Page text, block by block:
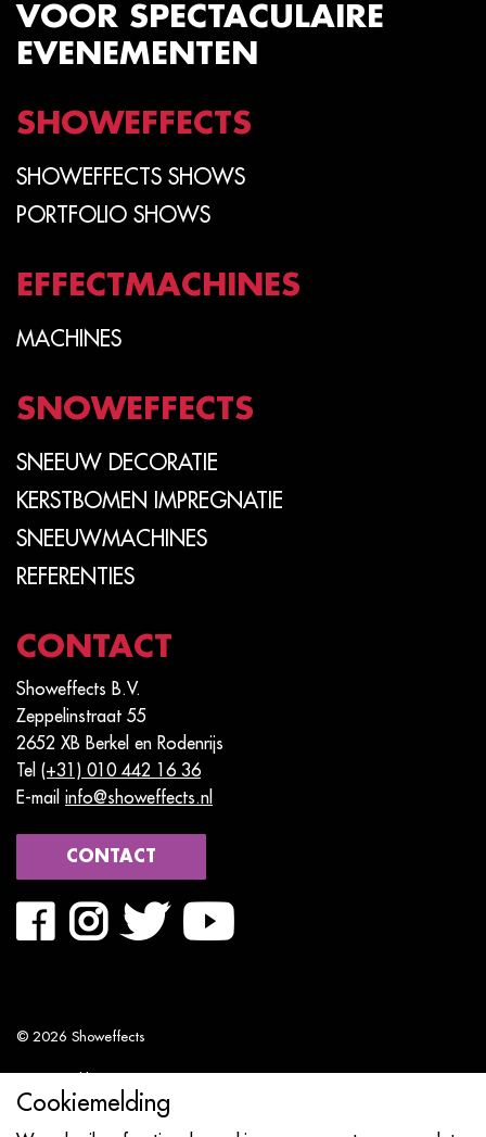
VOOR SPECTACULAIRE
EVENEMENTEN
SHOWEFFECTS
SHOWEFFECTS SHOWS
PORTFOLIO SHOWS
EFFECTMACHINES
MACHINES
SNOWEFFECTS
SNEEUW DECORATIE
KERSTBOMEN IMPREGNATIE
SNEEUWMACHINES
REFERENTIES
CONTACT
Showeffects B.V.
Zeppelinstraat 55
2652 XB Berkel en Rodenrijs
Tel (+31) 010 442 16 36
E-mail info@showeffects.nl
CONTACT
© 2026 Showeffects
Algemene voorwaarden
Cookiemelding